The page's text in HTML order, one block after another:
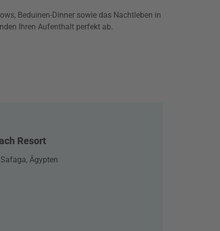
Beduinen-Dinner sowie das Nachtleben in
Ihren Aufenthalt perfekt ab.
Resort
Ägypten